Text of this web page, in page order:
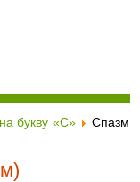
букву «С»
Спазм